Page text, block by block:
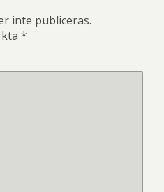
inte publiceras.
*